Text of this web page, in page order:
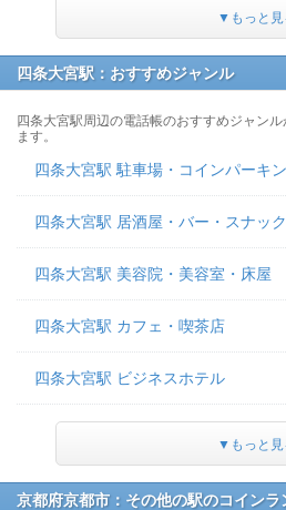
▼もっと見
四条大宮駅：おすすめジャンル
四条大宮駅周辺の電話帳のおすすめジャン
ます。
四条大宮駅 駐車場・コインパーキ
四条大宮駅 居酒屋・バー・スナック
四条大宮駅 美容院・美容室・床屋
四条大宮駅 カフェ・喫茶店
四条大宮駅 ビジネスホテル
▼もっと見
京都府京都市：その他の駅のコインラ